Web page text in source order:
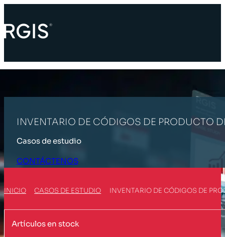
INVENTARIO DE CÓDIGOS DE PRODUCTO
Casos de estudio
CONTÁCTENOS
INICIO CASOS DE ESTUDIO INVENTARIO DE CÓDIGOS DE
Artículos en stock